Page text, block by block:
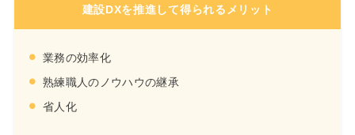
建設DXを推進して得られるメリット
業務の効率化
熟練職人のノウハウの継承
省人化